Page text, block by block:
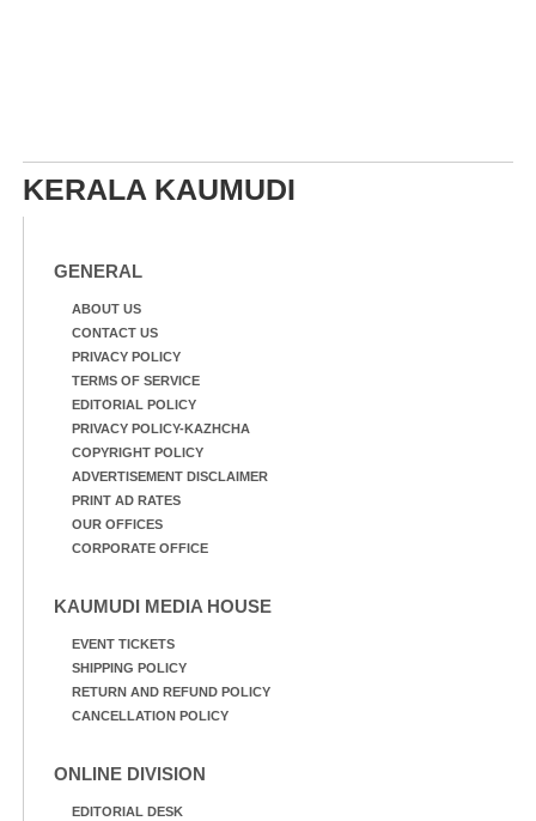
KERALA KAUMUDI
GENERAL
ABOUT US
CONTACT US
PRIVACY POLICY
TERMS OF SERVICE
EDITORIAL POLICY
PRIVACY POLICY-KAZHCHA
COPYRIGHT POLICY
ADVERTISEMENT DISCLAIMER
PRINT AD RATES
OUR OFFICES
CORPORATE OFFICE
KAUMUDI MEDIA HOUSE
EVENT TICKETS
SHIPPING POLICY
RETURN AND REFUND POLICY
CANCELLATION POLICY
ONLINE DIVISION
EDITORIAL DESK